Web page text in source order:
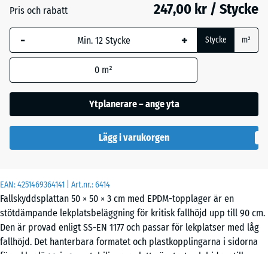
EAN:4251469364141 | Art.nr.:6414
Fallskyddsplattan 50 × 50 × 3 cm med EPDM-topplager är en
stötdämpande lekplatsbeläggning för kritisk fallhöjd upp till 90 cm.
Den är provad enligt SS-EN 1177 och passar för lekplatser med låg
fallhöjd. Det hanterbara formatet och plastkopplingarna i sidorna
Engelskt
gräs
Mörkgrå
granit
- 24,00 kr
Rattan
Pris och rabatt 247,00 kr / Stycke
- + Stycke m²
0 m²
Ytplanerare – ange yta
Lägg i varukorgen